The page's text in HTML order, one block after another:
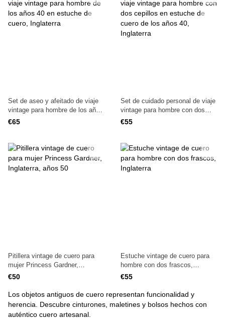
Set de aseo y afeitado de viaje
vintage para hombre de los años
40 en estuche de cuero,
€65
Set de cuidado personal de viaje
vintage para hombre con dos
cepillos en estuche de cuero de
€55
Pitillera vintage de cuero para
mujer Princess Gardner,
Inglaterra, años 50
€50
Estuche vintage de cuero para
hombre con dos frascos,
Inglaterra
€55
Los objetos antiguos de cuero representan funcionalidad y
herencia. Descubre cinturones, maletines y bolsos hechos con
auténtico cuero artesanal.